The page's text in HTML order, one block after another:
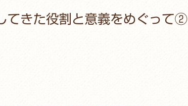
てきた役割と意義をめぐって②